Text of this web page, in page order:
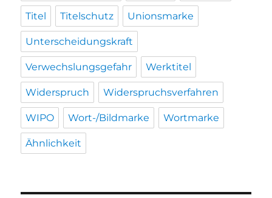
Titel Titelschutz Unionsmarke
Unterscheidungskraft
Verwechslungsgefahr Werktitel
Widerspruch Widerspruchsverfahren
WIPO Wort-/Bildmarke Wortmarke
Ähnlichkeit